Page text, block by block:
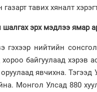
газарт тавих хяналт
эрх мэдлээ ямар
гэхээр нийтийн
байгуулаад хэрэв
оруулаад явчихна.
Монгол Улсад 880